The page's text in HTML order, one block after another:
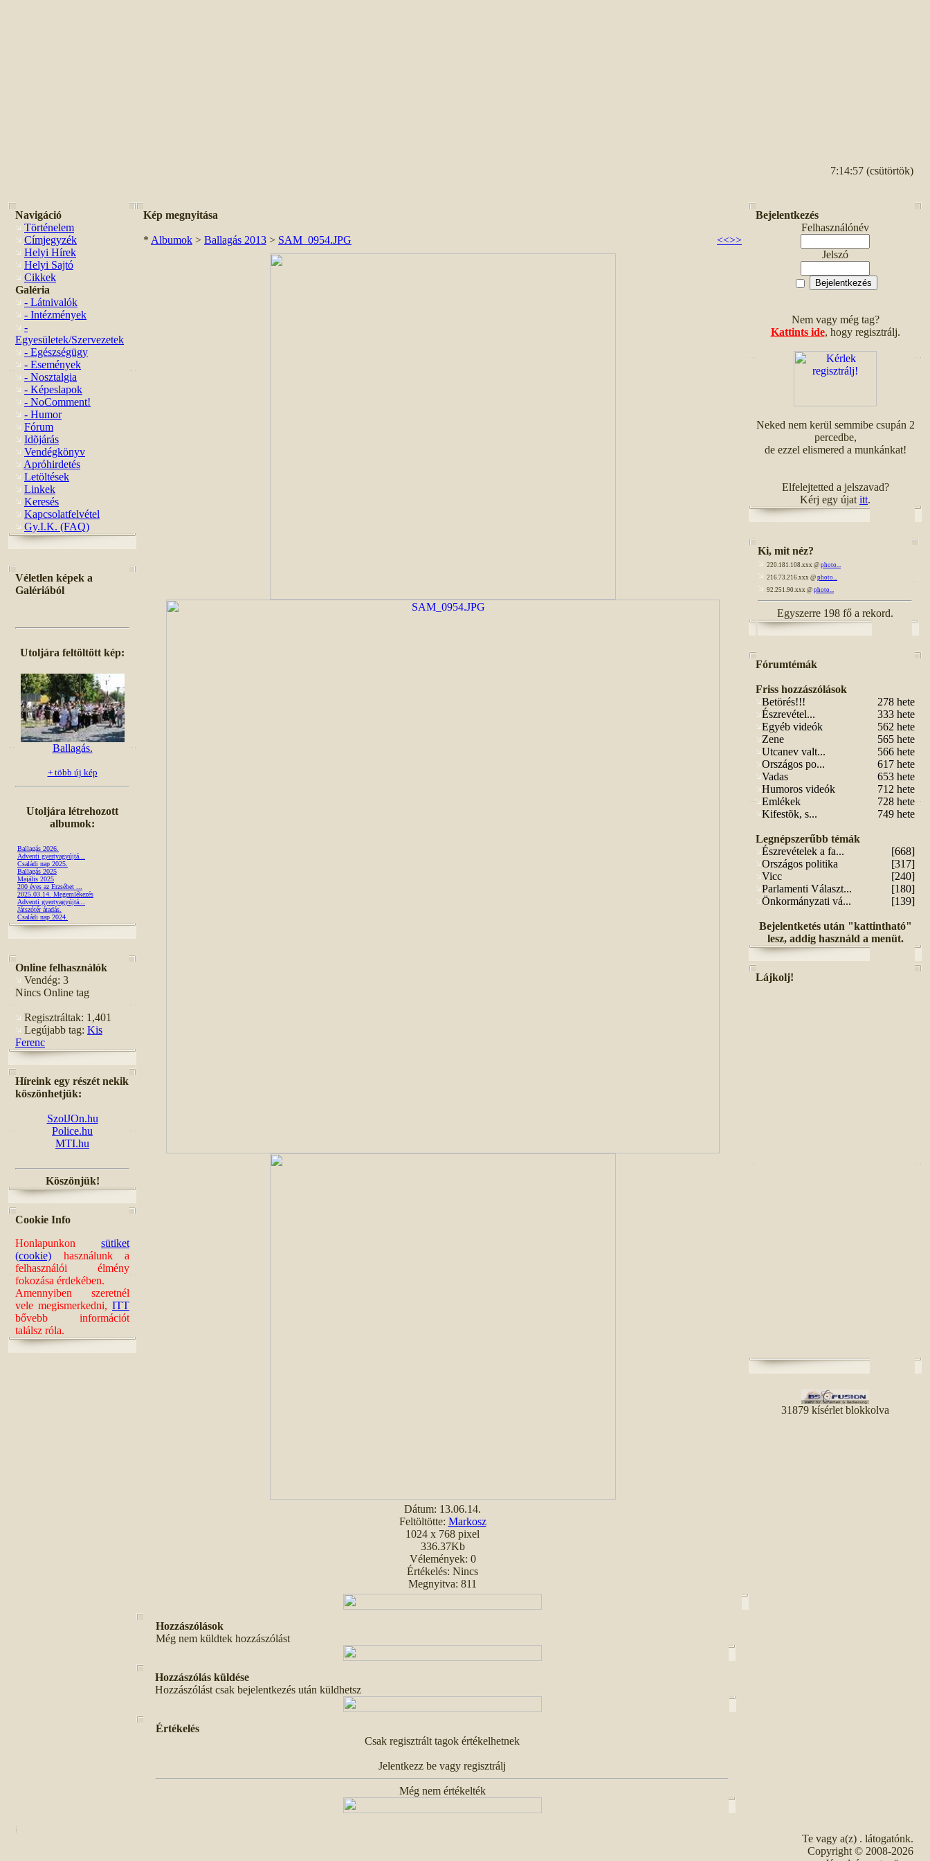
7:14:57 (csütörtök)
Navigáció
Történelem
Címjegyzék
Helyi Hírek
Helyi Sajtó
Cikkek
Galéria
- Látnivalók
- Intézmények
-
Egyesületek/Szervezetek
- Egészségügy
- Események
- Nosztalgia
- Képeslapok
- NoComment!
- Humor
Fórum
Idõjárás
Vendégkönyv
Apróhirdetés
Letöltések
Linkek
Keresés
Kapcsolatfelvétel
Gy.I.K. (FAQ)
Véletlen képek a
Galériából
Utoljára feltöltött kép:
Ballagás.
+ több új kép
Utoljára létrehozott
albumok:
Ballagás 2026.
Adventi gyertyagyújtá...
Családi nap 2025.
Ballagás 2025
Majális 2025
200 éves az Erzsébet ...
2025.03.14. Megemlékezés
Adventi gyertyagyújtá...
Játszótér átadás.
Családi nap 2024.
Online felhasználók
Vendég: 3
Nincs Online tag
Regisztráltak: 1,401
Legújabb tag: Kis
Ferenc
Híreink egy részét nekik
köszönhetjük:
SzolJOn.hu
Police.hu
MTI.hu
Köszönjük!
Cookie Info
Honlapunkon sütiket
(cookie) használunk a
felhasználói élmény
fokozása érdekében.
Amennyiben szeretnél
vele megismerkedni, ITT
bővebb információt
találsz róla.
Kép megnyitása
* Albumok > Ballagás 2013 > SAM_0954.JPG <<>>
Dátum: 13.06.14.
Feltöltötte: Markosz
1024 x 768 pixel
336.37Kb
Vélemények: 0
Értékelés: Nincs
Megnyitva: 811
Hozzászólások
Még nem küldtek hozzászólást
Hozzászólás küldése
Hozzászólást csak bejelentkezés után küldhetsz
Értékelés
Csak regisztrált tagok értékelhetnek
Jelentkezz be vagy regisztrálj
Még nem értékelték
Bejelentkezés
Felhasználónév
Jelszó
Nem vagy még tag?
Kattints ide, hogy regisztrálj.
Neked nem kerül semmibe csupán 2
percedbe,
de ezzel elismered a munkánkat!
Elfelejtetted a jelszavad?
Kérj egy újat itt.
Ki, mit néz?
220.181.108.xxx @ photo...
216.73.216.xxx @ photo...
92.251.90.xxx @ photo...
Egyszerre 198 fő a rekord.
Fórumtémák
Friss hozzászólások
Betörés!!!
278 hete
Észrevétel...
333 hete
Egyéb videók
562 hete
Zene
565 hete
Utcanev valt...
566 hete
Országos po...
617 hete
Vadas
653 hete
Humoros videók
712 hete
Emlékek
728 hete
Kifestõk, s...
749 hete
Legnépszerűbb témák
Észrevételek a fa...
[668]
Országos politika
[317]
Vicc
[240]
Parlamenti Választ...
[180]
Önkormányzati vá...
[139]
Bejelentketés után "kattintható"
lesz, addig használd a menüt.
Lájkolj!
31879 kísérlet blokkolva
Te vagy a(z) . látogatónk.
Copyright © 2008-2026